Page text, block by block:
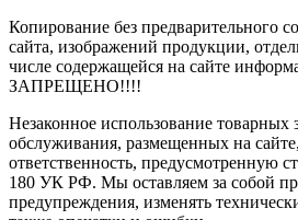
Копирование без предварительного
сайта, изображений продукции,
числе содержащейся на сайте
ЗАПРЕЩЕНО!!!!
Незаконное использование товарных
обслуживания, размещенных на
ответственность, предусмотренную
180 УК РФ. Мы оставляем за собой
предупреждения, изменять